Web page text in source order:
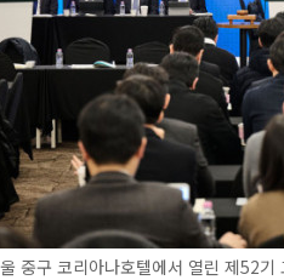
중구 코리아나호텔에서 열린 제52기